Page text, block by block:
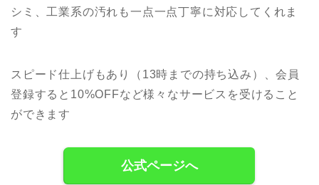
シミ、工業系の汚れも一点一点丁寧に対応してくれま
す
スピード仕上げもあり（13時までの持ち込み）、会員
登録すると10%OFFなど様々なサービスを受けること
ができます
公式ページへ